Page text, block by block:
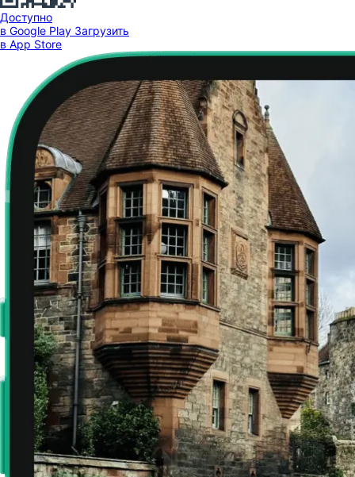
Доступно
в Google Play Загрузить
в App Store